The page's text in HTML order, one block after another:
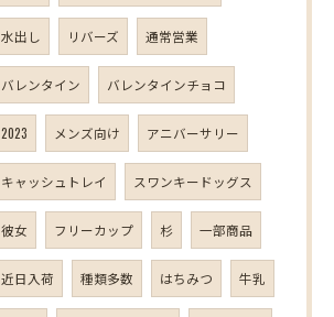
水出し リバーズ 通常営業
バレンタイン バレンタインチョコ
2023 メンズ向け アニバーサリー
キャッシュトレイ スワンキードッグス
彼女 フリーカップ 杉 一部商品
近日入荷 種類多数 はちみつ 牛乳